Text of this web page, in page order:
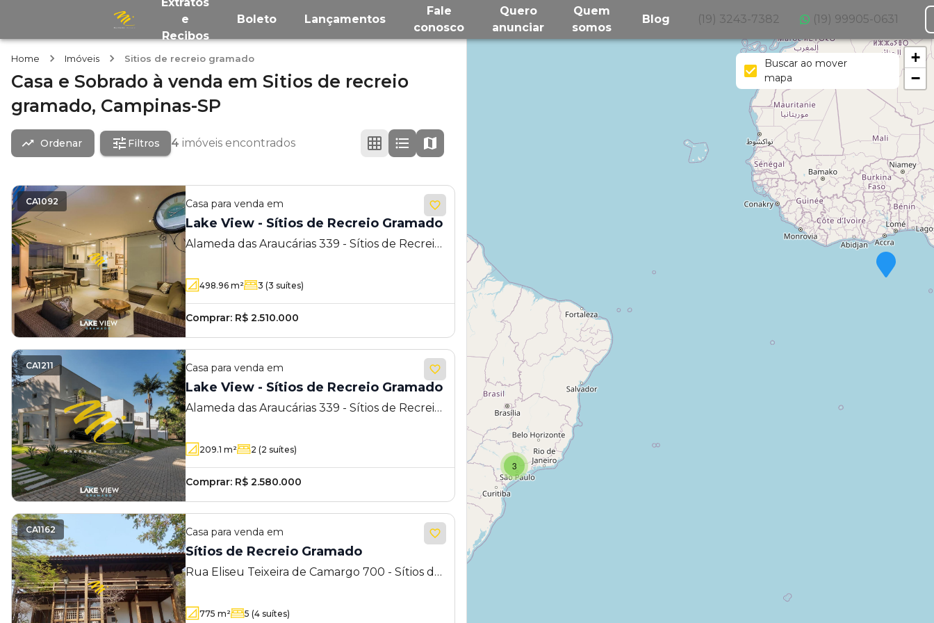
e
Recibos
Boleto Lançamentos
Fale
conosco
Quero
anunciar
Quem
somos
Blog (19) 3243-7382 (19) 99905-0631
Home Imóveis Sitios de recreio gramado
Casa e Sobrado à venda em Sitios de recreio
gramado, Campinas-SP
Ordenar Filtros 4 imóveis encontrados
CA1092 Casa para venda em
Lake View - Sítios de Recreio Gramado
Alameda das Araucárias 339 - Sítios de Recreio
498.96 m² 3 (3 suítes)
Comprar: R$ 2.510.000
CA1211 Casa para venda em
Lake View - Sítios de Recreio Gramado
Alameda das Araucárias 339 - Sítios de Recreio
209.1 m² 2 (2 suítes)
Comprar: R$ 2.580.000
CA1162 Casa para venda em
Sítios de Recreio Gramado
Rua Eliseu Teixeira de Camargo 700 - Sítios de
775 m² 5 (4 suítes)
3
+
−
Buscar ao mover
mapa